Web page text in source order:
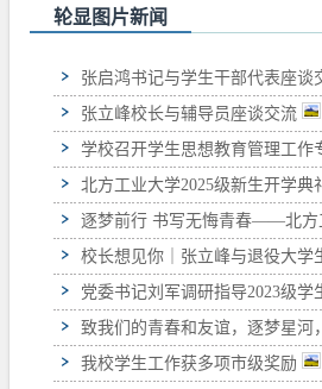
轮显图片新闻
张启鸿书记与学生干部代表座谈
张立峰校长与辅导员座谈交流
学校召开学生思想教育管理工作
北方工业大学2025级新生开学典
逐梦前行 书写无悔青春——北方
校长想见你｜张立峰与退役大学
党委书记刘军调研指导2023级学
致我们的青春和友谊，逐梦星
我校学生工作获多项市级奖励